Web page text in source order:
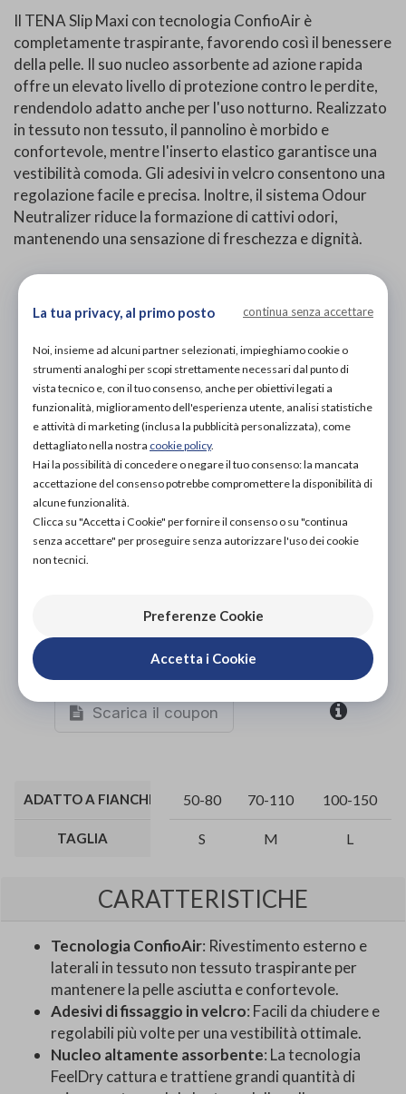
Il TENA Slip Maxi con tecnologia ConfioAir è
completamente traspirante, favorendo così il benessere
della pelle. Il suo nucleo assorbente ad azione rapida
offre un elevato livello di protezione contro le perdite,
rendendolo adatto anche per l'uso notturno. Realizzato
in tessuto non tessuto, il pannolino è morbido e
confortevole, mentre l'inserto elastico garantisce una
vestibilità comoda. Gli adesivi in velcro consentono una
regolazione facile e precisa. Inoltre, il sistema Odour
Neutralizer riduce la formazione di cattivi odori,
mantenendo una sensazione di freschezza e dignità.
10,70€
NON DISPONIBILE
ACQUISTA ONLINE
NON DISPONIBILE
Organizza prova in negozio
Scarica il coupon
ADATTO A FIANCHI (CM)50-80 70-110 100-150
TAGLIA S M L
CARATTERISTICHE
Tecnologia ConfioAir: Rivestimento esterno e
laterali in tessuto non tessuto traspirante per
mantenere la pelle asciutta e confortevole.
Adesivi di fissaggio in velcro: Facili da chiudere e
regolabili più volte per una vestibilità ottimale.
Nucleo altamente assorbente: La tecnologia
FeelDry cattura e trattiene grandi quantità di
La tua privacy, al primo posto continua senza accettare
Noi, insieme ad alcuni partner selezionati, impieghiamo cookie o
strumenti analoghi per scopi strettamente necessari dal punto di
vista tecnico e, con il tuo consenso, anche per obiettivi legati a
funzionalità, miglioramento dell'esperienza utente, analisi statistiche
e attività di marketing (inclusa la pubblicità personalizzata), come
dettagliato nella nostra cookie policy.
Hai la possibilità di concedere o negare il tuo consenso: la mancata
accettazione del consenso potrebbe compromettere la disponibilità di
alcune funzionalità.
Clicca su "Accetta i Cookie" per fornire il consenso o su "continua
senza accettare" per proseguire senza autorizzare l'uso dei cookie
non tecnici.
Preferenze Cookie
Accetta i Cookie